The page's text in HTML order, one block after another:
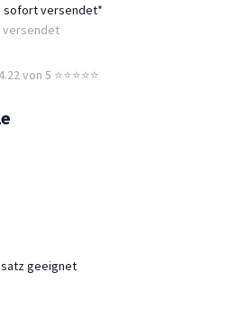
sofort versendet*
versendet
von 5 ⭐️⭐️⭐️⭐️⭐️
geeignet